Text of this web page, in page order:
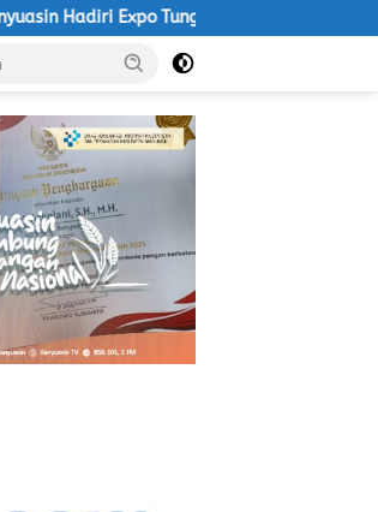
Ilir Ke 9 Agenda Rutin Tahunan